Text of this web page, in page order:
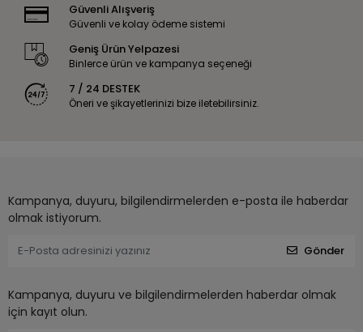
Güvenli Alışveriş
Güvenli ve kolay ödeme sistemi
Geniş Ürün Yelpazesi
Binlerce ürün ve kampanya seçeneği
7 / 24 DESTEK
Öneri ve şikayetlerinizi bize iletebilirsiniz.
Kampanya, duyuru, bilgilendirmelerden e-posta ile haberdar
olmak istiyorum.
Gönder
Kampanya, duyuru ve bilgilendirmelerden haberdar olmak
için kayıt olun.